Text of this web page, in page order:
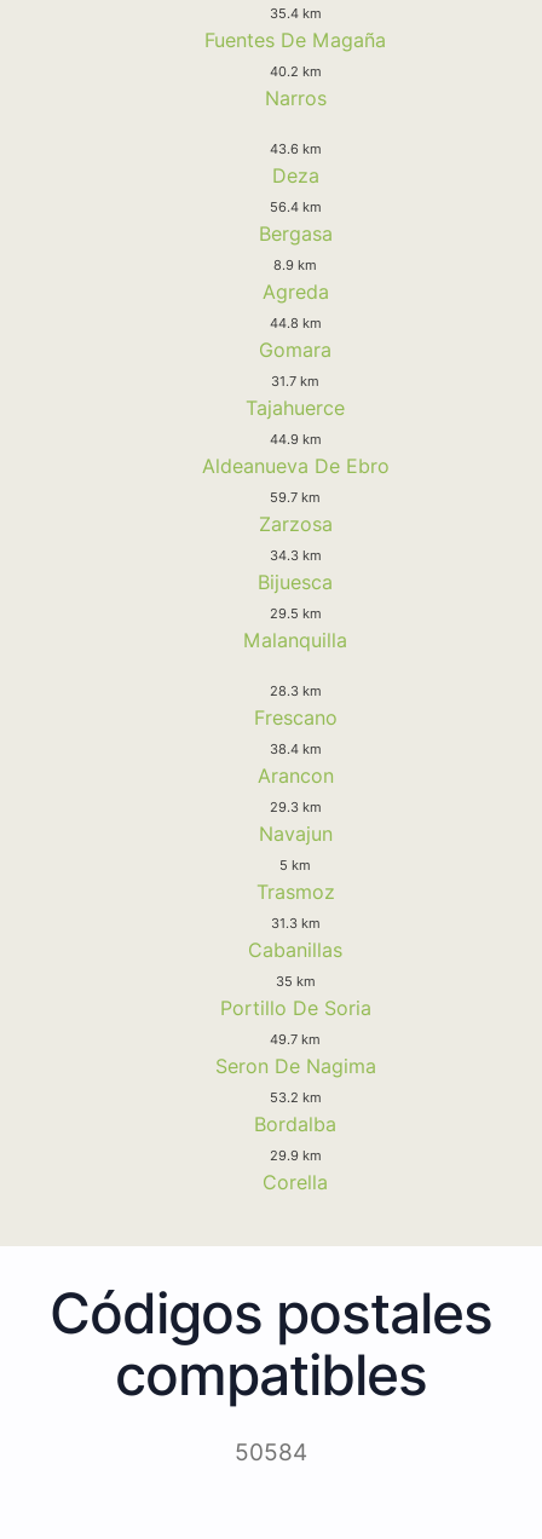
35.4 km
Fuentes De Magaña
40.2 km
Narros
43.6 km
Deza
56.4 km
Bergasa
8.9 km
Agreda
44.8 km
Gomara
31.7 km
Tajahuerce
44.9 km
Aldeanueva De Ebro
59.7 km
Zarzosa
34.3 km
Bijuesca
29.5 km
Malanquilla
28.3 km
Frescano
38.4 km
Arancon
29.3 km
Navajun
5 km
Trasmoz
31.3 km
Cabanillas
35 km
Portillo De Soria
49.7 km
Seron De Nagima
53.2 km
Bordalba
29.9 km
Corella
Códigos postales
compatibles
50584